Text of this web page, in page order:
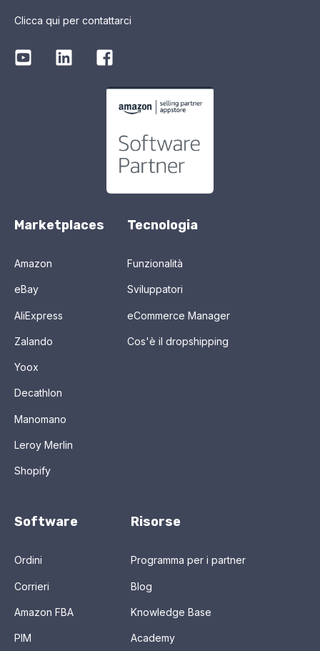
Clicca qui per contattarci
Marketplaces
Amazon
eBay
AliExpress
Zalando
Yoox
Decathlon
Manomano
Leroy Merlin
Shopify
Tecnologia
Funzionalità
Sviluppatori
eCommerce Manager
Cos'è il dropshipping
Software
Ordini
Corrieri
Amazon FBA
PIM
Risorse
Programma per i partner
Blog
Knowledge Base
Academy